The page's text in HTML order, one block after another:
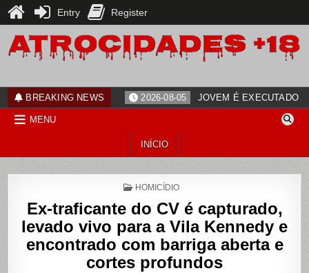
content
BREAKING NEWS 2026-08-05 JOVEM É EXECUTADO
MENU
INÍCIO
POSTED
HOMICÍDIO
Ex-traficante do CV é capturado,
levado vivo para a Vila Kennedy e
encontrado com barriga aberta e
cortes profundos
Entry Register